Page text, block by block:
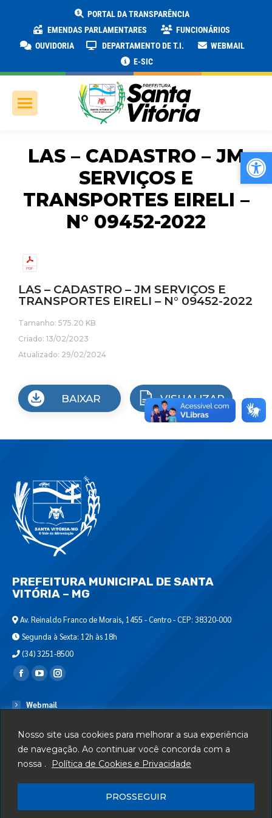
Nosso site usa cookies para melhorar a sua experiência
de navegação. Ao continuar você concorda com a
nossa .
Política de Cookies e Privacidade
PROSSEGUIR
PORTAL DA TRANSPARÊNCIA
EMENDAS PARLAMENTARES
FUNCIONÁRIOS
OUVIDORIA
DEPARTAMENTO DE T.I.
WEBMAIL
E-SIC
LAS – CADASTRO – JM
SERVIÇOS E
TRANSPORTES EIRELI –
N° 09452-2022
LAS – CADASTRO – JM SERVIÇOS E
TRANSPORTES EIRELI – N° 09452-2022
Tamanho: 575.20 KB
Criado: 13/02/2023
Atualizado: 29/02/2024
BAIXAR VISUALIZAR
PREFEITURA MUNICIPAL DE SANTA
VITÓRIA – MG
Av. Reinaldo Franco de Morais, 1455 - Centro - CEP: 38320-000
Segunda à Sexta: 12h às 18h
(34) 3251-8500
Encontre-nos em:
Webmail
Serviços
Telefones Úteis